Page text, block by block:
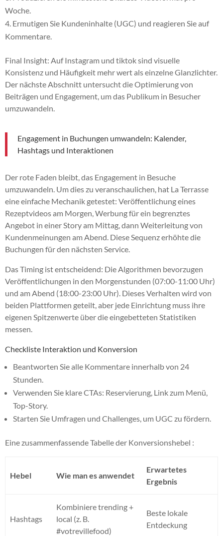
Woche.
Ermutigen Sie Kundeninhalte (UGC) und reagieren Sie auf
Kommentare.
Final Insight: Auf Instagram und tiktok sind visuelle
Konsistenz und Häufigkeit mehr wert als einzelne Glanzlichter.
Der nächste Abschnitt untersucht die Optimierung von
Beiträgen und Engagement, um das Publikum in Besucher
umzuwandeln.
Engagement in Buchungen umwandeln: Kalender,
Hashtags und Interaktionen
Der rote Faden bleibt, das Engagement in Besuche
umzuwandeln. Um dies zu veranschaulichen, hat La Terrasse
eine einfache Mechanik getestet: Veröffentlichung eines
Rezeptvideos am Morgen, Werbung für ein begrenztes
Angebot in einer Story am Mittag, dann Weiterleitung von
Kundenmeinungen am Abend. Diese Sequenz erhöhte die
Buchungen für den nächsten Service.
Das Timing ist entscheidend: Die Algorithmen bevorzugen
Veröffentlichungen in den Morgenstunden (07:00-11:00 Uhr)
und am Abend (18:00-23:00 Uhr). Dieses Verhalten wird von
beiden Plattformen geteilt, aber jede Einrichtung muss ihre
eigenen Spitzenwerte über die eingebetteten Statistiken
messen.
Checkliste Interaktion und Konversion
Beantworten Sie alle Kommentare innerhalb von 24
Stunden.
Verwenden Sie klare CTAs: Reservierung, Link zum Menü,
Top-Story.
Starten Sie Umfragen und Challenges, um UGC zu fördern.
Eine zusammenfassende Tabelle der Konversionshebel :
Hebel Wie man es anwendet
Erwartetes
Ergebnis
Hashtags
Kombiniere trending +
local (z. B.
#votrevillefood)
Beste lokale
Entdeckung